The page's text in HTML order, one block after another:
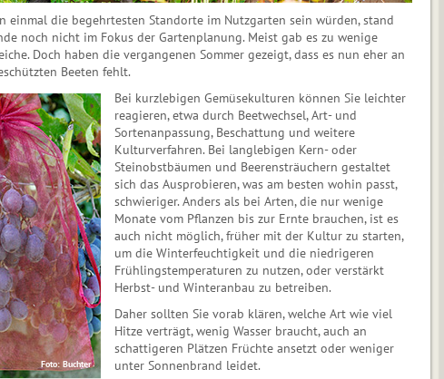
einmal die begehrtesten Standorte im Nutzgarten sein würden, stand
noch nicht im Fokus der Gartenplanung. Meist gab es zu wenige
Doch haben die vergangenen Sommer gezeigt, dass es nun eher an
Beeten fehlt.
Foto: Buchter
Bei kurzlebigen Gemüsekulturen können Sie leichter
reagieren, etwa durch Beetwechsel, Art- und
Sortenanpassung, Beschattung und weitere
Kulturverfahren. Bei langlebigen Kern- oder
Steinobstbäumen und Beerensträuchern gestaltet
sich das Ausprobieren, was am besten wohin passt,
schwieriger. Anders als bei Arten, die nur wenige
Monate vom Pflanzen bis zur Ernte brauchen, ist es
auch nicht möglich, früher mit der Kultur zu starten,
um die Winterfeuchtigkeit und die niedrigeren
Frühlingstemperaturen zu nutzen, oder verstärkt
Herbst- und Winteranbau zu betreiben.
Daher sollten Sie vorab klären, welche Art wie viel
Hitze verträgt, wenig Wasser braucht, auch an
schattigeren Plätzen Früchte ansetzt oder weniger
unter Sonnenbrand leidet.